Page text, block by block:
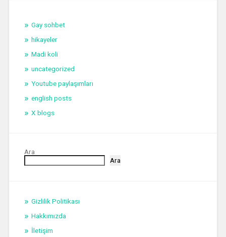
Gay sohbet
hikayeler
Madi koli
uncategorized
Youtube paylaşımları
english posts
X blogs
Ara
Ara
Gizlilik Politikası
Hakkımızda
İletişim